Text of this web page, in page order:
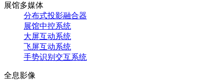
展馆多媒体
分布式投影融合器
展馆中控系统
大屏互动系统
飞屏互动系统
手势识别交互系统
全息影像